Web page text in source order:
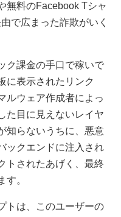
無料のFacebook Tシャ
で広まった詐欺がいく
ク課金の手口で稼いで
に表示されたリンク
ルウェア作成者によっ
た目に見えないレイヤ
知らないうちに、悪意
ックエンドに注入され
トされたあげく、最終
す。
トは、このユーザーの